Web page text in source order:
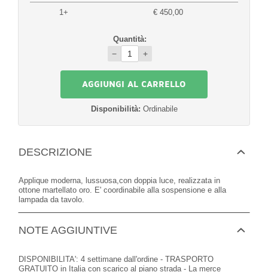
1+ € 450,00
Quantità:
− +
Disponibilità: Ordinabile
DESCRIZIONE
Applique moderna, lussuosa,con doppia luce, realizzata in
ottone martellato oro. E' coordinabile alla sospensione e alla
lampada da tavolo.
NOTE AGGIUNTIVE
DISPONIBILITA': 4 settimane dall'ordine - TRASPORTO
GRATUITO in Italia con scarico al piano strada - La merce